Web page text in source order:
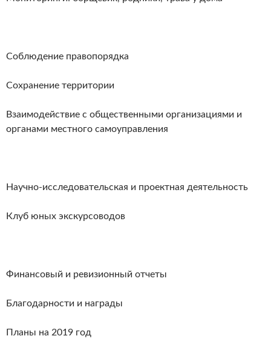
Соблюдение правопорядка
Сохранение территории
Взаимодействие с общественными организациями и
органами местного самоуправления
Научно-исследовательская и проектная деятельность
Клуб юных экскурсоводов
Финансовый и ревизионный отчеты
Благодарности и награды
Планы на 2019 год